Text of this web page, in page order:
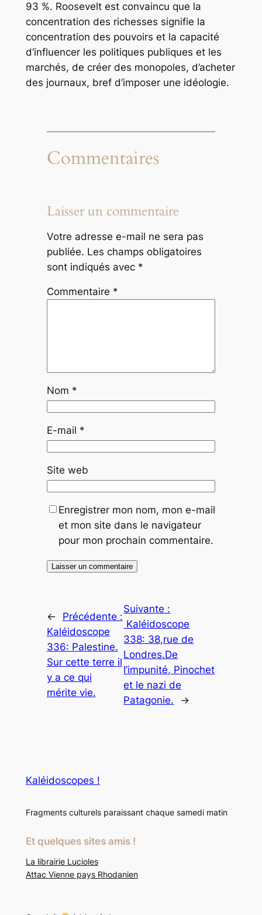
93 %. Roosevelt est convaincu que la
concentration des richesses signifie la
concentration des pouvoirs et la capacité
d’influencer les politiques publiques et les
marchés, de créer des monopoles, d’acheter
des journaux, bref d’imposer une idéologie.
Commentaires
Laisser un commentaire
Votre adresse e-mail ne sera pas
publiée. Les champs obligatoires
sont indiqués avec *
Commentaire *
Nom *
E-mail *
Site web
Enregistrer mon nom, mon e-mail
et mon site dans le navigateur
pour mon prochain commentaire.
←
Précédente :
Kaléidoscope
336: Palestine.
Sur cette terre il
y a ce qui
mérite vie.
Suivante :
Kaléidoscope
338: 38,rue de
Londres.De
l’impunité, Pinochet
et le nazi de
Patagonie.
→
Kaléidoscopes !
Fragments culturels paraissant chaque samedi matin
Et quelques sites amis !
La librairie Lucioles
Attac Vienne pays Rhodanien